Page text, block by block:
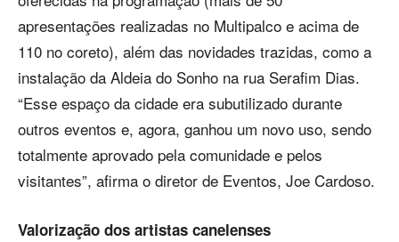
apresentações realizadas no Multipalco e acima de
110 no coreto), além das novidades trazidas, como a
instalação da Aldeia do Sonho na rua Serafim Dias.
“Esse espaço da cidade era subutilizado durante
outros eventos e, agora, ganhou um novo uso, sendo
totalmente aprovado pela comunidade e pelos
visitantes”, afirma o diretor de Eventos, Joe Cardoso.
Valorização dos artistas canelenses